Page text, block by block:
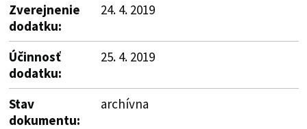
Zverejnenie
dodatku:
24. 4. 2019
Účinnosť
dodatku:
25. 4. 2019
Stav
dokumentu:
archívna